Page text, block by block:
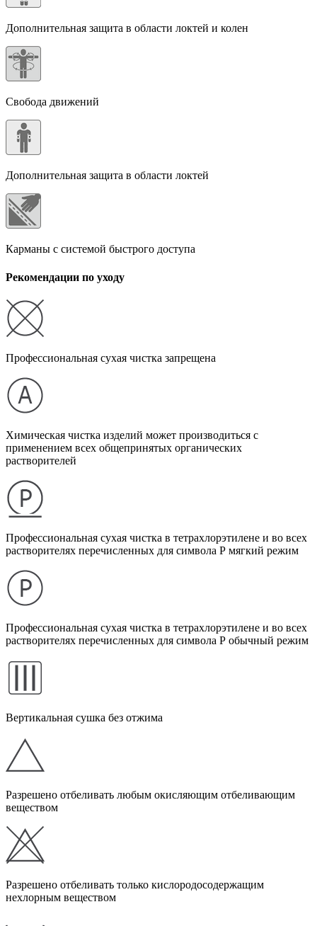
Дополнительная защита в области локтей и колен
Свобода движений
Дополнительная защита в области локтей
Карманы с системой быстрого доступа
Рекомендации по уходу
Профессиональная сухая чистка запрещена
Химическая чистка изделий может производиться с
применением всех общепринятых органических
растворителей
Профессиональная сухая чистка в тетрахлорэтилене и во всех
растворителях перечисленных для символа Р мягкий режим
Профессиональная сухая чистка в тетрахлорэтилене и во всех
растворителях перечисленных для символа Р обычный режим
Вертикальная сушка без отжима
Разрешено отбеливать любым окисляющим отбеливающим
веществом
Разрешено отбеливать только кислородосодержащим
нехлорным веществом